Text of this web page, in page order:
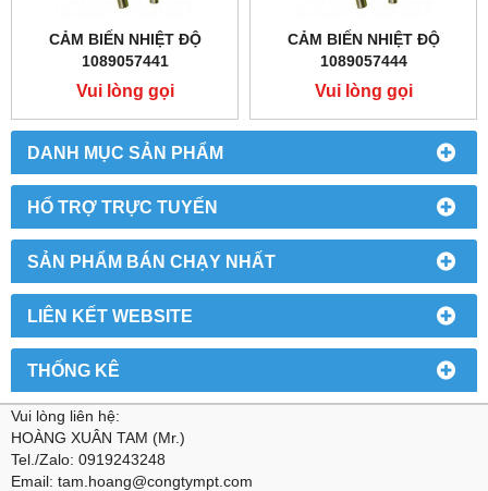
DANH MỤC SẢN PHẨM
HỔ TRỢ TRỰC TUYẾN
SẢN PHẨM BÁN CHẠY NHẤT
LIÊN KẾT WEBSITE
THỐNG KÊ
CẢM BIẾN NHIỆT ĐỘ
1089057441
Vui lòng gọi
CẢM BIẾN NHIỆT ĐỘ
1089057444
Vui lòng gọi
Vui lòng liên hệ:
HOÀNG XUÂN TAM (Mr.)
Tel./Zalo: 0919243248
Email: tam.hoang@congtympt.com